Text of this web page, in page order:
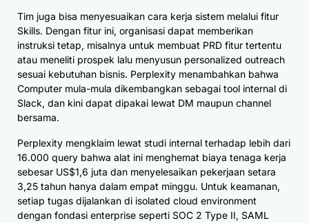
Tim juga bisa menyesuaikan cara kerja sistem melalui fitur
Skills. Dengan fitur ini, organisasi dapat memberikan
instruksi tetap, misalnya untuk membuat PRD fitur tertentu
atau meneliti prospek lalu menyusun personalized outreach
sesuai kebutuhan bisnis. Perplexity menambahkan bahwa
Computer mula-mula dikembangkan sebagai tool internal di
Slack, dan kini dapat dipakai lewat DM maupun channel
bersama.
Perplexity mengklaim lewat studi internal terhadap lebih dari
16.000 query bahwa alat ini menghemat biaya tenaga kerja
sebesar US$1,6 juta dan menyelesaikan pekerjaan setara
3,25 tahun hanya dalam empat minggu. Untuk keamanan,
setiap tugas dijalankan di isolated cloud environment
dengan fondasi enterprise seperti SOC 2 Type II, SAML